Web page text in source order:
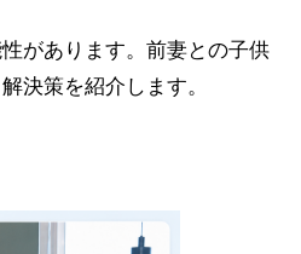
があります。前妻との子供
決策を紹介します。